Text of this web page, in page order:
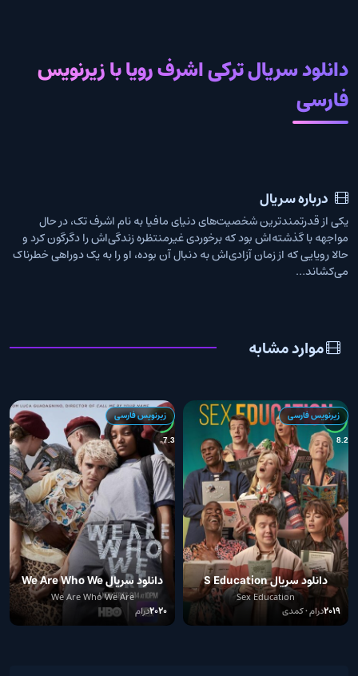
دانلود سریال ترکی اشرف رویا با زیرنویس
فارسی
درباره سریال
یکی از قدرتمندترین شخصیت‌های دنیای مافیا به نام اشرف تک، در حال
مواجهه با گذشته‌اش بود که برخوردی غیرمنتظره زندگی‌اش را دگرگون کرد و
حالا رویایی که از زمان آزادی‌اش به دنبال آن بوده، او را به یک دوراهی خطرناک
می‌کشاند…
موارد مشابه
8.2
زیرنویس فارسی
دانلود سریال S Education
Sex Education
2019درام • کمدی
7.3
زیرنویس فارسی
دانلود سریال We Are Who We
Are
We Are Who We Are
2020درام